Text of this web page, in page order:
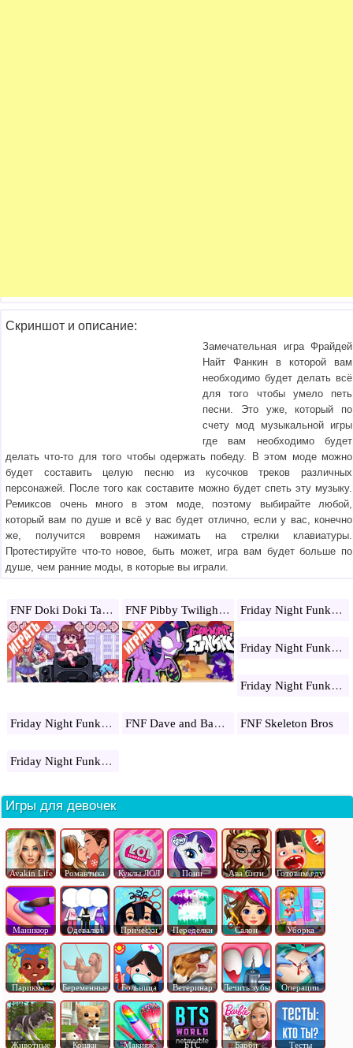
Скриншот и описание:
Замечательная игра Фрайдей
Найт Фанкин в которой вам
необходимо будет делать всё
для того чтобы умело петь
песни. Это уже, который по
счету мод музыкальной игры
где вам необходимо будет
делать что-то для того чтобы одержать победу. В этом моде можно
будет составить целую песню из кусочков треков различных
персонажей. После того как составите можно будет спеть эту музыку.
Ремиксов очень много в этом моде, поэтому выбирайте любой,
который вам по душе и всё у вас будет отлично, если у вас, конечно
же, получится вовремя нажимать на стрелки клавиатуры.
Протестируйте что-то новое, быть может, игра вам будет больше по
душе, чем ранние моды, в которые вы играли.
FNF Doki Doki Takeover FNF Pibby Twilight Sparkle Friday Night Funkin: Miku mod
Friday Night Funkin: Roblox
Friday Night Funkin Mom
Friday Night Funkin: freddy FNF Dave and Bambi FNF Skeleton Bros
Friday Night Funkin: Evil Mod
Игры для девочек
Avakin Life Романтика Куклы ЛОЛ Пони Ава Сити Готовим еду
Маникюр Одевалки Прически Переделки Салон Уборка
Парикма.. Беременные Больница Ветеринар Лечить зубы Операции
Животные Кошки Макияж БТС Барби Тесты